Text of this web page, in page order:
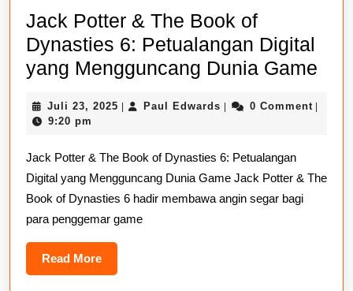
Jack Potter & The Book of
Dynasties 6: Petualangan Digital
yang Mengguncang Dunia Game
of
Juli 23, 2025 Juli
| Paul Edwards Paul
| 0 Comment |
9:20 pm
Jack Potter & The Book of Dynasties 6: Petualangan
Digital yang Mengguncang Dunia Game Jack Potter & The
Book of Dynasties 6 hadir membawa angin segar bagi
para penggemar game
Read MoreRead
More